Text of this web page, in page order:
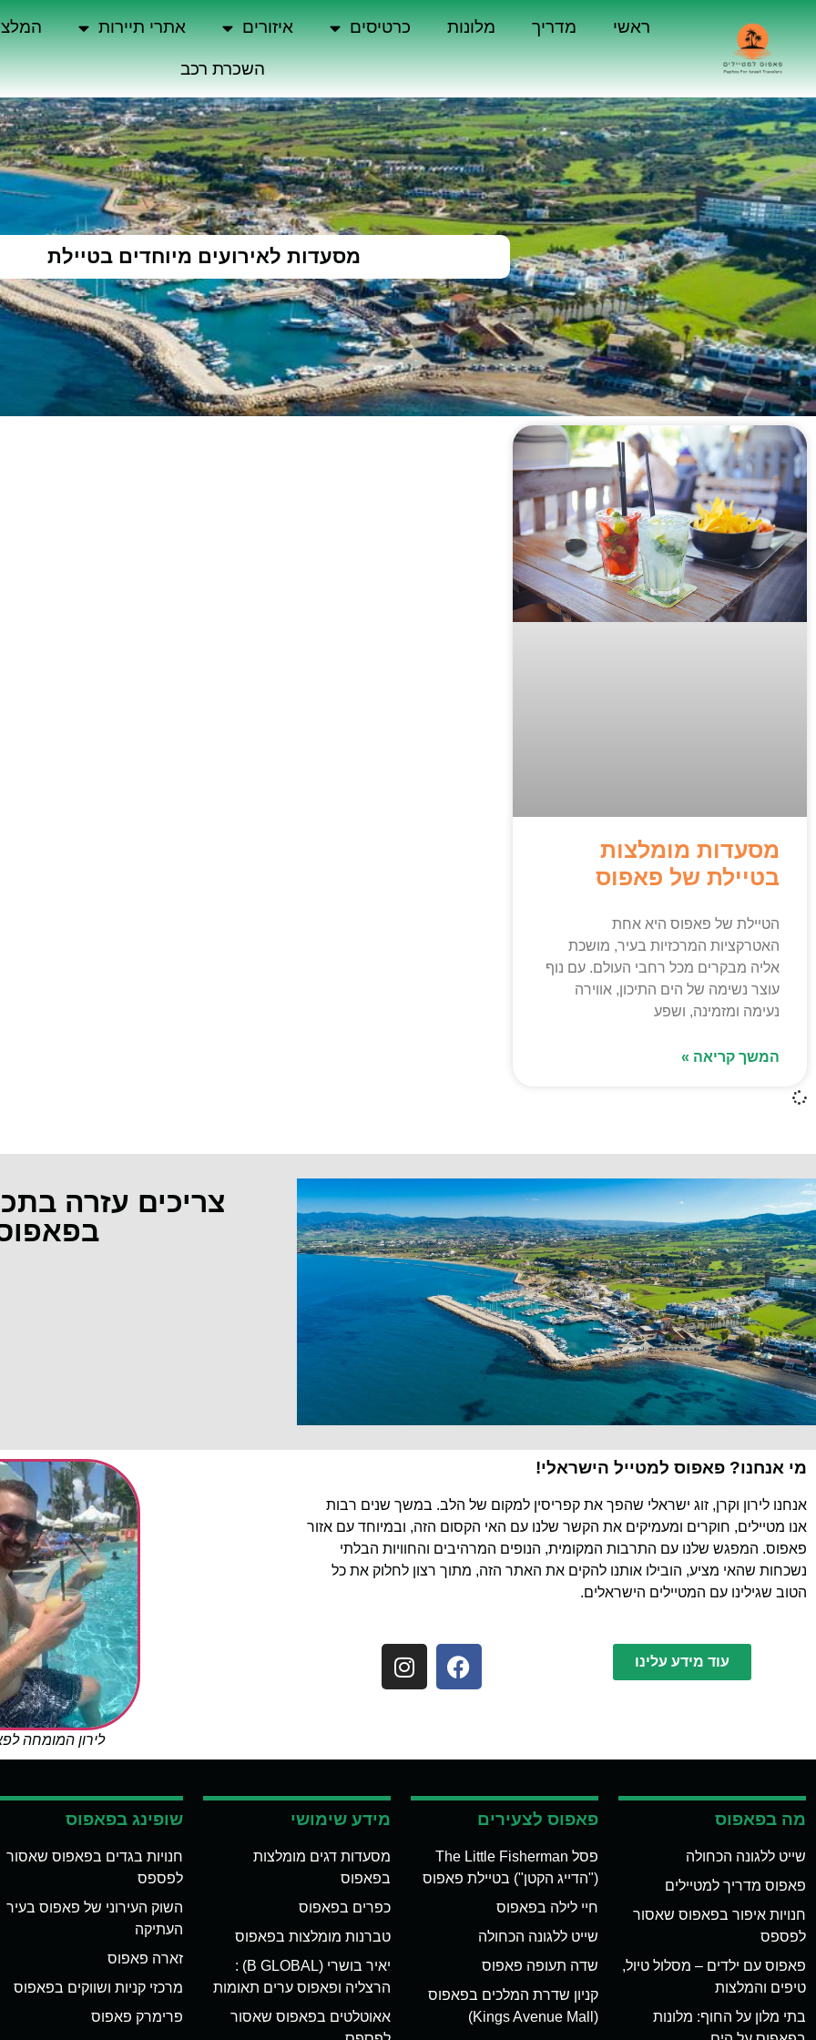
ראשי מדריך מלונות כרטיסים איזורים אתרי תיירות
השכרת רכב
מסעדות לאירועים מיוחדים בטיילת
מסעדות מומלצות
בטיילת של פאפוס
הטיילת של פאפוס היא אחת
האטרקציות המרכזיות בעיר, מושכת
אליה מבקרים מכל רחבי העולם. עם נוף
עוצר נשימה של הים התיכון, אווירה
נעימה ומזמינה, ושפע
המשך קריאה »
צריכים עזרה
מי אנחנו? פאפוס למטייל הישראלי!
אנחנו לירון וקרן, זוג ישראלי שהפך את קפריסין למקום של הלב. במשך שנים רבות
אנו מטיילים, חוקרים ומעמיקים את הקשר שלנו עם האי הקסום הזה, ובמיוחד עם אזור
פאפוס. המפגש שלנו עם התרבות המקומית, הנופים המרהיבים והחוויות הבלתי
נשכחות שהאי מציע, הובילו אותנו להקים את האתר הזה, מתוך רצון לחלוק את כל
הטוב שגילינו עם המטיילים הישראלים.
עוד מידע עלינו
לירון המומחה
מה בפאפוס
שייט ללגונה הכחולה
פאפוס מדריך למטיילים
חנויות איפור בפאפוס שאסור
לפספס
פאפוס עם ילדים – מסלול טיול,
טיפים והמלצות
בתי מלון על החוף: מלונות
פאפוס לצעירים
פסל The Little Fisherman
("הדייג הקטן") בטיילת פאפוס
חיי לילה בפאפוס
שייט ללגונה הכחולה
שדה תעופה פאפוס
קניון שדרת המלכים בפאפוס
(Kings Avenue Mall)
מידע שימושי
מסעדות דגים מומלצות
בפאפוס
כפרים בפאפוס
טברנות מומלצות בפאפוס
יאיר בושרי (B GLOBAL) :
הרצליה ופאפוס ערים תאומות
אאוטלטים בפאפוס שאסור
שופינג בפאפוס
חנויות בגדים בפאפוס שאסור
לפספס
השוק העירוני של פאפוס בעיר
העתיקה
זארה פאפוס
מרכזי קניות ושווקים בפאפוס
פרימרק פאפוס